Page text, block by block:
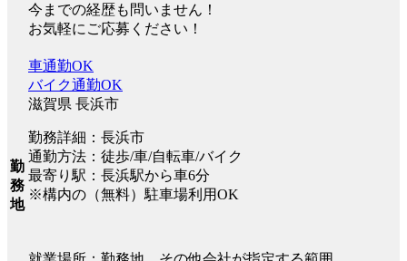
今までの経歴も問いません！
お気軽にご応募ください！
勤
務
地
車通勤OK
バイク通勤OK
滋賀県 長浜市
勤務詳細：長浜市
通勤方法：徒歩/車/自転車/バイク
最寄り駅：長浜駅から車6分
※構内の（無料）駐車場利用OK